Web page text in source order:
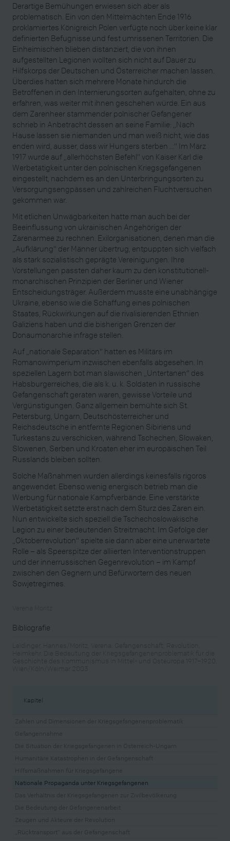
Derartige Bemühungen erwiesen sich aber als
problematisch. Ein von den Mittelmächten Ende 1916
proklamiertes Königreich Polen verfügte noch über keine klar
definierten Befugnisse und fest umrissenen Territorien. Die
Einheimischen blieben distanziert, die von ihnen
aufgestellten Legionen wollten sich nicht auf Dauer zu
Hilfskorps der Deutschen und Österreicher machen lassen.
Überdies hatten sich mehrere Monate hindurch die
Betroffenen in den Internierungsorten aufgehalten, ohne zu
erfahren, was weiter mit ihnen geschehen würde. Ein aus
dem Zarenheer stammender polnischer Gefangener
schrieb in Anbetracht dessen an seine Familie: „Nach
Hause lassen sie niemanden und man weiß nicht, wie das
enden wird, ausser, dass wir Hungers sterben …“ Im März
1917 wurde auf „allerhöchsten Befehl“ von Kaiser Karl die
Werbetätigkeit unter den polnischen Kriegsgefangenen
eingestellt, nachdem es an den Unterbringungsorten zu
Versorgungsengpässen und zahlreichen Fluchtversuchen
gekommen war.
Mit etlichen Unwägbarkeiten hatte man auch bei der
Beeinflussung von ukrainischen Angehörigen der
Zarenarmee zu rechnen. Exilorganisationen, denen man die
„Aufklärung“ der Männer übertrug, entpuppten sich vielfach
als stark sozialistisch geprägte Vereinigungen. Ihre
Vorstellungen passten daher kaum zu den konstitutionell-
monarchischen Prinzipien der Berliner und Wiener
Entscheidungsträger. Außerdem musste eine unabhängige
Ukraine, ebenso wie die Schaffung eines polnischen
Staates, Rückwirkungen auf die rivalisierenden Ethnien
Galiziens haben und die bisherigen Grenzen der
Donaumonarchie infrage stellen.
Auf „nationale Separation“ hatten es Militärs im
Romanowimperium inzwischen ebenfalls abgesehen. In
speziellen Lagern bot man slawischen „Untertanen“ des
Habsburgerreiches, die als k. u. k. Soldaten in russische
Gefangenschaft geraten waren, gewisse Vorteile und
Vergünstigungen. Ganz allgemein bemühte sich St.
Petersburg, Ungarn, Deutschösterreicher und
Reichsdeutsche in entfernte Regionen Sibiriens und
Turkestans zu verschicken, während Tschechen, Slowaken,
Slowenen, Serben und Kroaten eher im europäischen Teil
Russlands bleiben sollten.
Solche Maßnahmen wurden allerdings keinesfalls rigoros
angewendet. Ebenso wenig energisch betrieb man die
Werbung für nationale Kampfverbände. Eine verstärkte
Werbetätigkeit setzte erst nach dem Sturz des Zaren ein.
Nun entwickelte sich speziell die Tschechoslowakische
Legion zu einer bedeutenden Streitmacht. Im Gefolge der
„Oktoberrevolution“ spielte sie dann aber eine unerwartete
Rolle – als Speerspitze der alliierten Interventionstruppen
und der innerrussischen Gegenrevolution – im Kampf
zwischen den Gegnern und Befürwortern des neuen
Sowjetregimes.
Bibliografie
Kapitel
Nationale Propaganda unter Kriegsgefangenen